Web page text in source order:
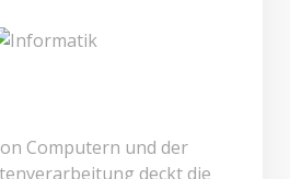
Computern und der
deckt die